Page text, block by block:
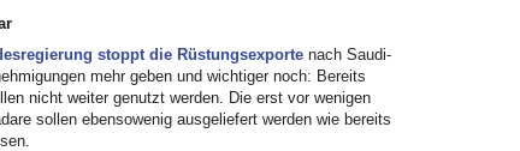
stoppt die Rüstungsexporte nach Saudi-
mehr geben und wichtiger noch: Bereits
nicht weiter genutzt werden. Die erst vor wenigen
sollen ebensowenig ausgeliefert werden wie bereits